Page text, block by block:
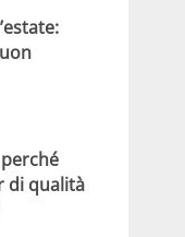
di qualità